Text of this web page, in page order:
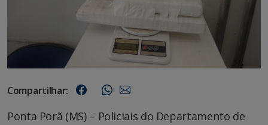
Compartilhar:
Ponta Porã (MS) – Policiais do Departamento de